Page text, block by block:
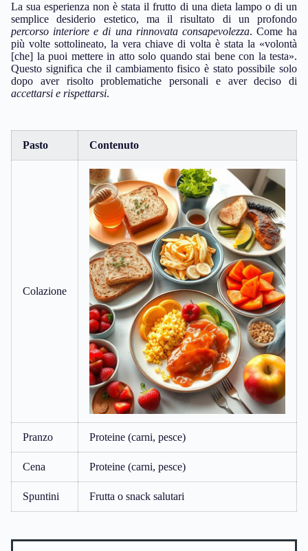
La sua esperienza non è stata il frutto di una dieta lampo o di un
semplice desiderio estetico, ma il risultato di un profondo
percorso interiore e di una rinnovata consapevolezza. Come ha
più volte sottolineato, la vera chiave di volta è stata la «volontà
[che] la puoi mettere in atto solo quando stai bene con la testa».
Questo significa che il cambiamento fisico è stato possibile solo
dopo aver risolto problematiche personali e aver deciso di
accettarsi e rispettarsi.
Pasto Contenuto
Colazione
Pranzo Proteine (carni, pesce)
Cena Proteine (carni, pesce)
Spuntini Frutta o snack salutari